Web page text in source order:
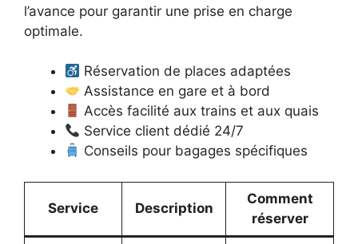
l’avance pour garantir une prise en charge
optimale.
Réservation de places adaptées
Assistance en gare et à bord
Accès facilité aux trains et aux quais
Service client dédié 24/7
Conseils pour bagages spécifiques
Service Description
Comment
réserver